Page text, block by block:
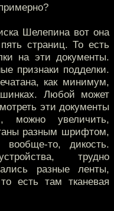
Шелепина вот она
страниц. То есть
на эти документы.
признаки подделки.
как минимум,
Любой может
эти документы
можно увеличить,
разным шрифтом,
то, дикость.
трудно
разные ленты,
есть там тканевая